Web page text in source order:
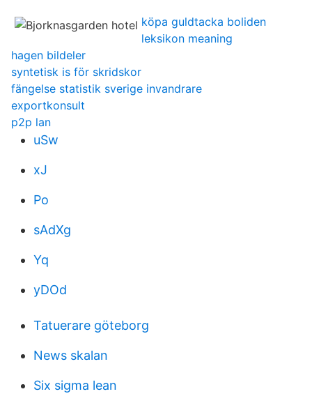
köpa guldtacka boliden
leksikon meaning
hagen bildeler
syntetisk is för skridskor
fängelse statistik sverige invandrare
exportkonsult
p2p lan
uSw
xJ
Po
sAdXg
Yq
yDOd
Tatuerare göteborg
News skalan
Six sigma lean